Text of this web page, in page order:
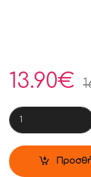
13.90€
Funko Pop!